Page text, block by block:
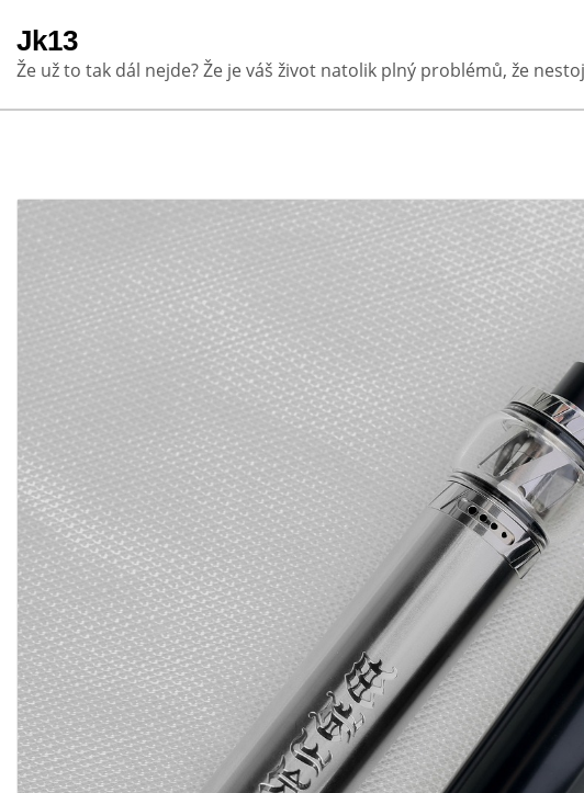
content
Jk13
Že už to tak dál nejde? Že je váš život natolik plný problémů, že